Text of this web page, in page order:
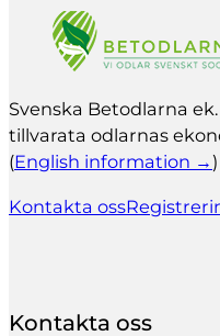
Svenska Betodlarna
tillvarata odlarnas
(English information →)
Kontakta oss
Kontakta oss